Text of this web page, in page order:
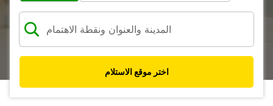
اختر موقع الاستلام